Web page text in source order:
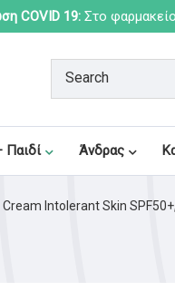
COVID 19: Στο
Παιδί Άνδρας
Intolerant Skin